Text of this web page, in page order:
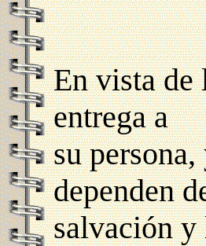
En vista de
entrega a
su
dependen
salvación y